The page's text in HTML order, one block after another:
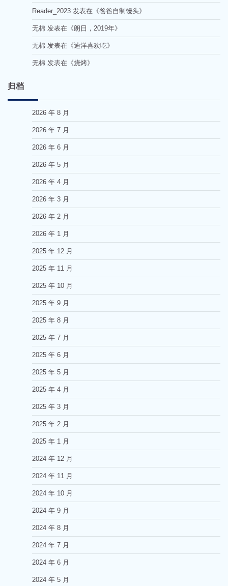
Reader_2023 发表在《爸爸自制馒头》
无棉 发表在《朗日，2019年》
无棉 发表在《迪洋喜欢吃》
无棉 发表在《烧烤》
归档
2026 年 8 月
2026 年 7 月
2026 年 6 月
2026 年 5 月
2026 年 4 月
2026 年 3 月
2026 年 2 月
2026 年 1 月
2025 年 12 月
2025 年 11 月
2025 年 10 月
2025 年 9 月
2025 年 8 月
2025 年 7 月
2025 年 6 月
2025 年 5 月
2025 年 4 月
2025 年 3 月
2025 年 2 月
2025 年 1 月
2024 年 12 月
2024 年 11 月
2024 年 10 月
2024 年 9 月
2024 年 8 月
2024 年 7 月
2024 年 6 月
2024 年 5 月